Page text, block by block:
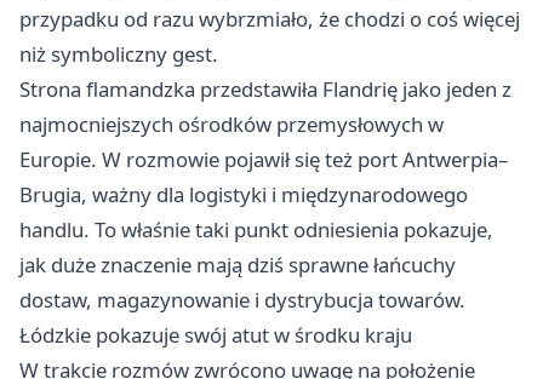
przypadku od razu wybrzmiało, że chodzi o coś więcej
niż symboliczny gest.
Strona flamandzka przedstawiła Flandrię jako jeden z
najmocniejszych ośrodków przemysłowych w
Europie. W rozmowie pojawił się też port Antwerpia–
Brugia, ważny dla logistyki i międzynarodowego
handlu. To właśnie taki punkt odniesienia pokazuje,
jak duże znaczenie mają dziś sprawne łańcuchy
dostaw, magazynowanie i dystrybucja towarów.
Łódzkie pokazuje swój atut w środku kraju
W trakcie rozmów zwrócono uwagę na położenie